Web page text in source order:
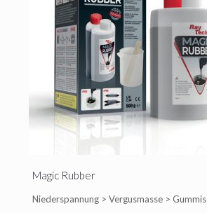
Magic Rubber
Niederspannung > Vergusmasse > Gummis